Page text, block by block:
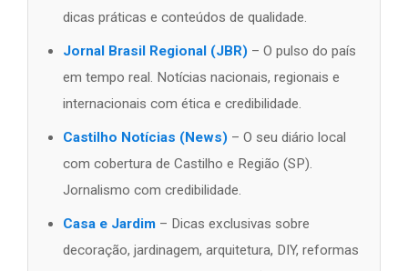
dicas práticas e conteúdos de qualidade.
Jornal Brasil Regional (JBR) – O pulso do país
em tempo real. Notícias nacionais, regionais e
internacionais com ética e credibilidade.
Castilho Notícias (News) – O seu diário local
com cobertura de Castilho e Região (SP).
Jornalismo com credibilidade.
Casa e Jardim – Dicas exclusivas sobre
decoração, jardinagem, arquitetura, DIY, reformas